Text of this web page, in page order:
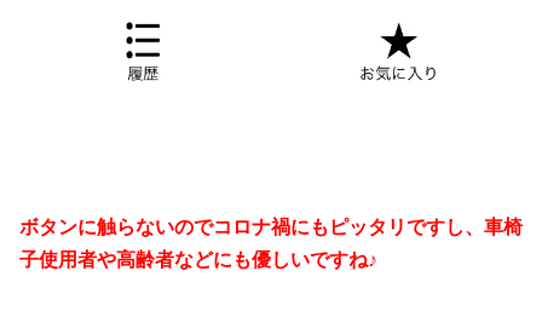
ボタンに触らないのでコロナ禍にもピッタリですし、車椅
子使用者や高齢者などにも優しいですね♪